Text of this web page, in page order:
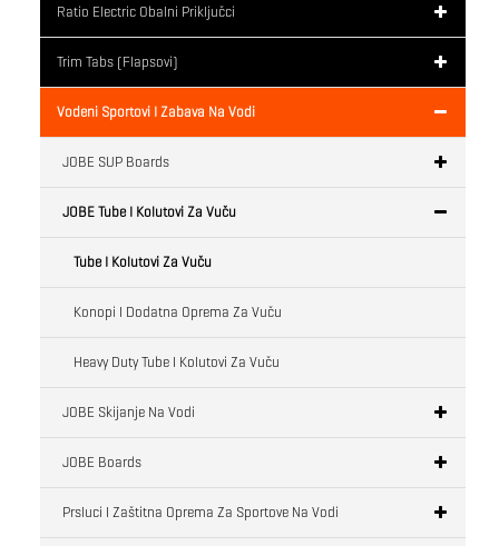
Ratio Electric Obalni Priključci
Trim Tabs (flapsovi)
Vodeni Sportovi I Zabava Na Vodi
JOBE SUP Boards
JOBE Tube I Kolutovi Za Vuču
Tube I Kolutovi Za Vuču
Konopi I Dodatna Oprema Za Vuču
Heavy Duty Tube I Kolutovi Za Vuču
JOBE Skijanje Na Vodi
JOBE Boards
Prsluci I Zaštitna Oprema Za Sportove Na Vodi